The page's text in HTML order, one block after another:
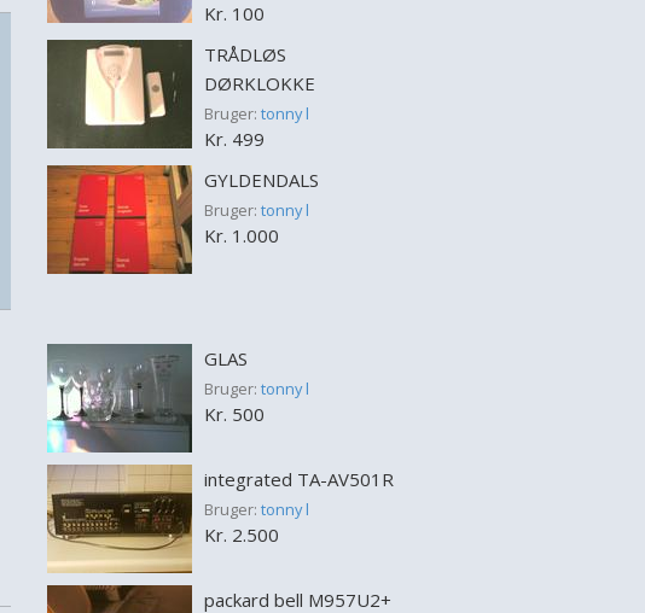
Kr. 100
TRÅDLØS
DØRKLOKKE
Bruger: tonny l
Kr. 499
GYLDENDALS
Bruger: tonny l
Kr. 1.000
GLAS
Bruger: tonny l
Kr. 500
integrated TA-AV501R
Bruger: tonny l
Kr. 2.500
packard bell M957U2+